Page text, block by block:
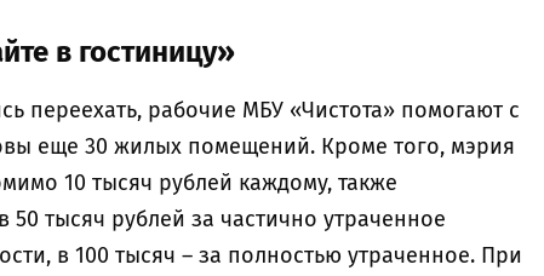
в гостиницу»
переехать, рабочие МБУ «Чистота» помогают с
еще 30 жилых помещений. Кроме того, мэрия
10 тысяч рублей каждому, также
тысяч рублей за частично утраченное
в 100 тысяч – за полностью утраченное. При